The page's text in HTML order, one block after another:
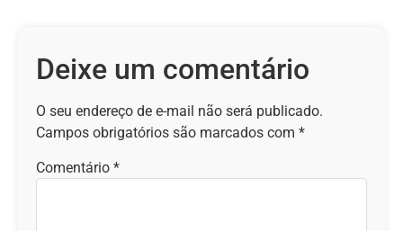
Deixe um comentário
O seu endereço de e-mail não será publicado.
Campos obrigatórios são marcados com *
Comentário *